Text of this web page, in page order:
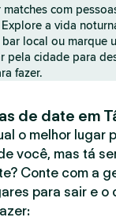
o
T
i
n
r
com
a vida
local ou marque
pela cidade para
fazer.
de date em
o melhor lugar
você, mas tá
Conte com a
para sair e o